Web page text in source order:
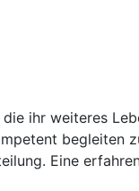
ihr weiteres
begleiten
Eine